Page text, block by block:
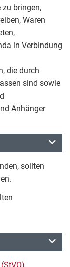
zu bringen,
Waren
in Verbindung
die durch
sind sowie
Anhänger
sollten